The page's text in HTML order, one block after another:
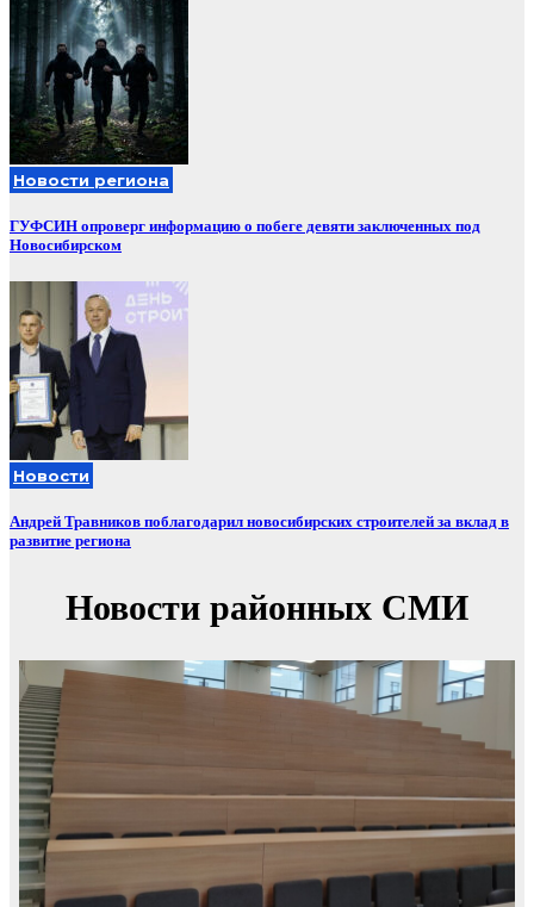
Новости региона
ГУФСИН опроверг информацию о побеге девяти заключенных под
Новосибирском
Новости
Андрей Травников поблагодарил новосибирских строителей за вклад в
развитие региона